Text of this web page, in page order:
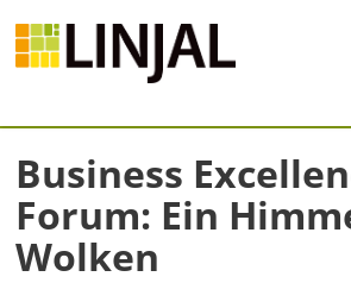
Business
Forum: Ein
Wolken